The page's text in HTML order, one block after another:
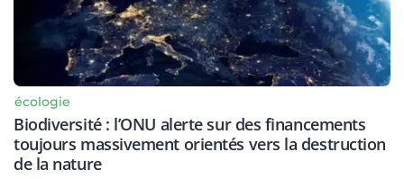
écologie
Biodiversité : l’ONU alerte sur des financements
toujours massivement orientés vers la destruction
de la nature